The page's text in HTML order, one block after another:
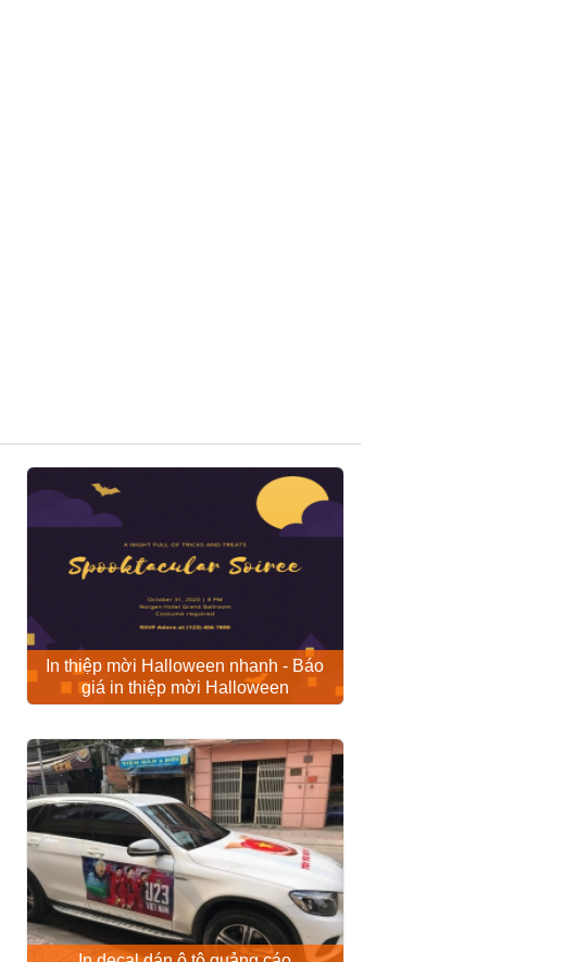
In thiệp mời Halloween nhanh - Báo
giá in thiệp mời Halloween